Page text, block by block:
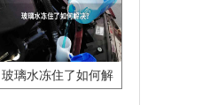
玻璃水冻住了如何解